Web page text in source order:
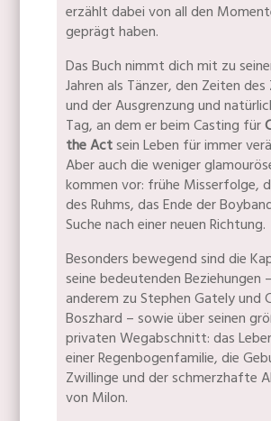
erzählt dabei von all den
geprägt haben.
Das Buch nimmt dich mit zu
Jahren als Tänzer, den Zeiten
und der Ausgrenzung und
Tag, an dem er beim Casting für
the Actsein Leben für immer
Aber auch die weniger
kommen vor: frühe Misserfolge,
des Ruhms, das Ende der
Suche nach einer neuen Richtung.
Besonders bewegend sind die
seine bedeutenden Beziehungen
anderem zu Stephen Gately und
Boszhard – sowie über seinen
privaten Wegabschnitt: das
einer Regenbogenfamilie, die
Zwillinge und der schmerzhafte
von Milon.